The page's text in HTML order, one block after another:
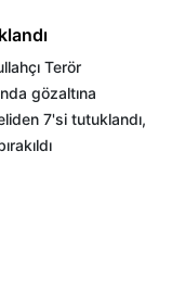
Terör
gözaltına
7'si tutuklandı,